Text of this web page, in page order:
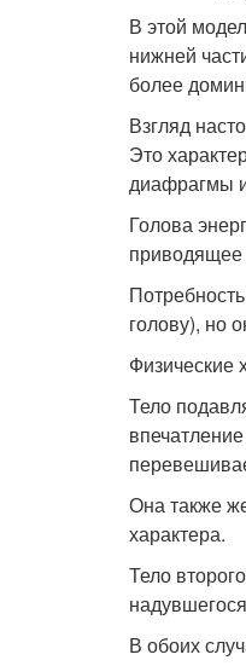
В этой
нижней
более
Взгляд
Это
диафрагмы и
Голова
приводящее
голову), но
Физические
Тело
Она также
характера.
Тело
В обоих